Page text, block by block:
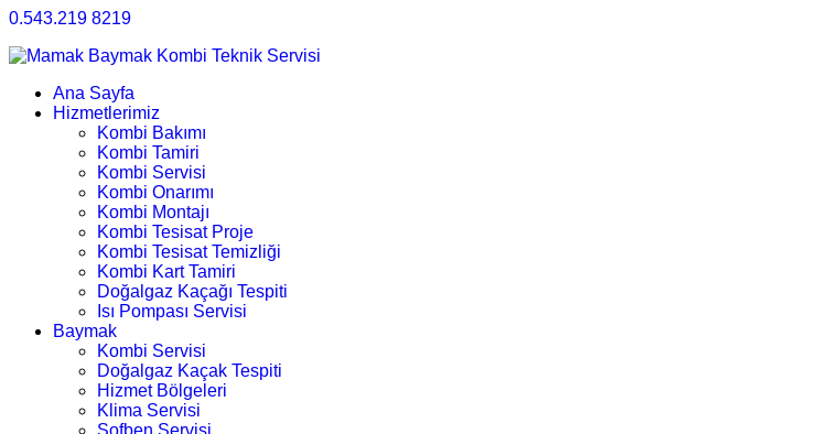
0.543.219 8219
Ana Sayfa
Hizmetlerimiz
Kombi Bakımı
Kombi Tamiri
Kombi Servisi
Kombi Onarımı
Kombi Montajı
Kombi Tesisat Proje
Kombi Tesisat Temizliği
Kombi Kart Tamiri
Doğalgaz Kaçağı Tespiti
Isı Pompası Servisi
Baymak
Kombi Servisi
Doğalgaz Kaçak Tespiti
Hizmet Bölgeleri
Klima Servisi
Şofben Servisi